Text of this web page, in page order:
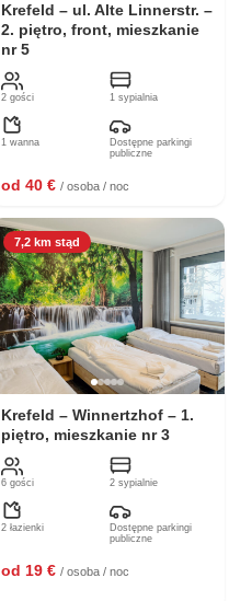
Krefeld – ul. Alte Linnerstr. –
2. piętro, front, mieszkanie
nr 5
2 gości 1 sypialnia
1 wanna
Dostępne parkingi
publiczne
od 40 € / osoba / noc
7,2 km stąd
Krefeld – Winnertzhof – 1.
piętro, mieszkanie nr 3
6 gości 2 sypialnie
2 łazienki
Dostępne parkingi
publiczne
od 19 € / osoba / noc